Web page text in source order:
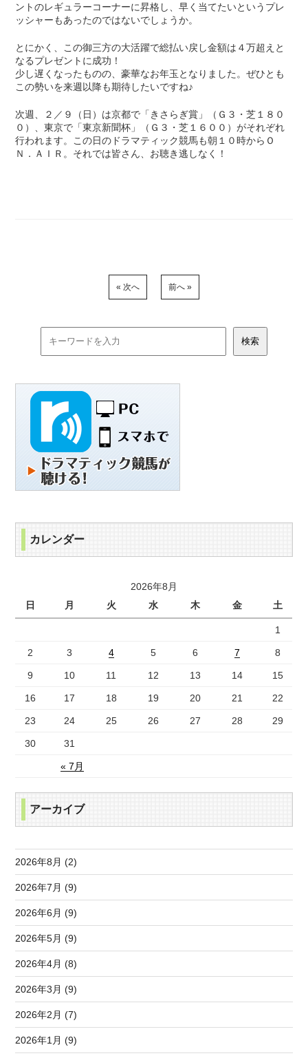
ントのレギュラーコーナーに昇格し、早く当てたいというプレ
ッシャーもあったのではないでしょうか。
とにかく、この御三方の大活躍で総払い戻し金額は４万超えと
なるプレゼントに成功！
少し遅くなったものの、豪華なお年玉となりました。ぜひとも
この勢いを来週以降も期待したいですね♪
次週、２／９（日）は京都で「きさらぎ賞」（Ｇ３・芝１８０
０）、東京で「東京新聞杯」（Ｇ３・芝１６００）がそれぞれ
行われます。この日のドラマティック競馬も朝１０時からＯ
Ｎ．ＡＩＲ。それでは皆さん、お聴き逃しなく！
« 次へ 前へ »
カレンダー
2026年8月
日
月 火 水 木 金 土
« 7月
1
2 3 4 5 6 7 8
9 10 11 12 13 14 15
16 17 18 19 20 21 22
23 24 25 26 27 28 29
30 31
アーカイブ
2026年8月 (2)
2026年7月 (9)
2026年6月 (9)
2026年5月 (9)
2026年4月 (8)
2026年3月 (9)
2026年2月 (7)
2026年1月 (9)